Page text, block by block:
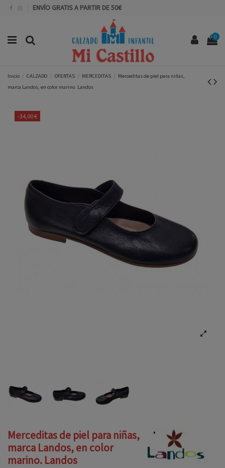
ENVÍO GRATIS A PARTIR DE 50€
0
Inicio CALZADO OFERTAS MERCEDITAS
Merceditas de piel para niñas,
marca Landos, en color marino. Landos
-34,00 €
Merceditas de piel para niñas,
marca Landos, en color
marino. Landos